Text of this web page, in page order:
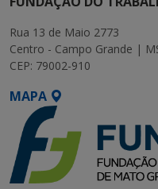
Rua 13 de Maio 2773
Centro - Campo Grande |
CEP: 79002-910
MAPA